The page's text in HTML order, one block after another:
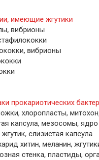
имеющие жгутики
вибрионы
вибрионы
прокариотических
хлоропласты,
капсула, мезосомы, ядро
слизистая капсула
хитин, меланин,
стенка, пластиды,